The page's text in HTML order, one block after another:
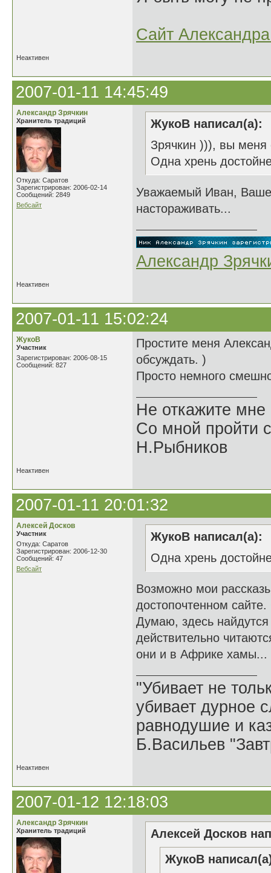
Сайт
Неактивен
2007-01-11 14:45:49
Александр Зрячкин
Хранитель традиций
Откуда: Саратов
Зарегистрирован: 2006-02-14
Сообщений: 2849
Вебсайт
ЖукоВ написал(а):
Зрячкин ))), вы меня
Одна хрень
Уважаемый Иван, Ваше
настораживать...
Александр
Неактивен
2007-01-11 15:02:24
ЖукоВ
Участник
Зарегистрирован: 2006-08-15
Сообщений: 827
Простите меня
обсуждать. )
Просто немного
Не откажите мне
Со мной пройти
Н.Рыбников
Неактивен
2007-01-11 20:01:32
Алексей Досков
Участник
Откуда: Саратов
Зарегистрирован: 2006-12-30
Сообщений: 47
Вебсайт
ЖукоВ написал(а):
Одна хрень
Возможно мои
достопочтенном
Думаю, здесь
действительно
они и в Африке хамы...
"Убивает не
убивает дурное
равнодушие и
Б.Васильев
Неактивен
2007-01-12 12:18:03
Александр Зрячкин
Хранитель традиций
Алексей Досков
ЖукоВ